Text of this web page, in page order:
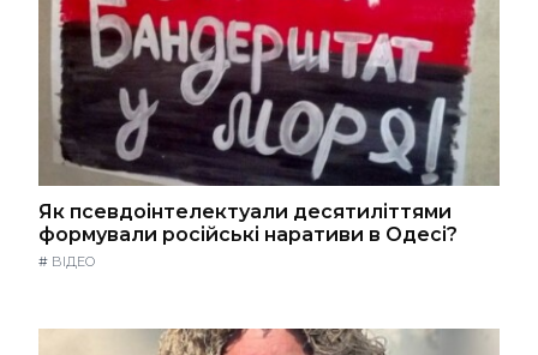
Як псевдоінтелектуали десятиліттями
формували російські наративи в Одесі?
# ВІДЕО